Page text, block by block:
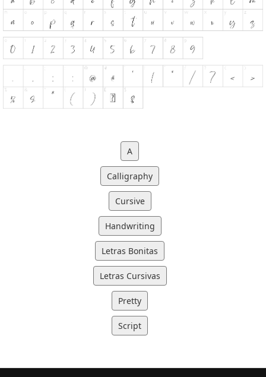
A
Calligraphy
Cursive
Handwriting
Letras Bonitas
Letras Cursivas
Pretty
Script